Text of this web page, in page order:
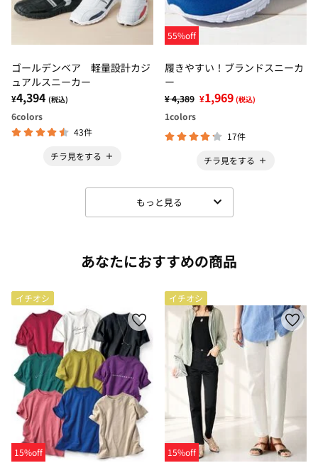
ゴールデンベア 軽量設計カジ
ュアルスニーカー
¥4,394 (税込)
6colors
43件
チラ見をする
55%off
履きやすい！ブランドスニーカ
ー
¥ 4,389 ¥1,969 (税込)
1colors
17件
チラ見をする
もっと見る
あなたにおすすめの商品
イチオシ
15%off
イチオシ
15%off